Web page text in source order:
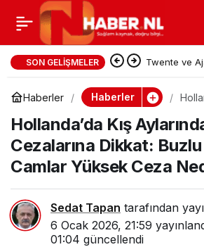
SON GELIŞMELER Twente ve
Ligi’nde
Haberler Haberler
Hollanda’da Kış
Cezalarına Dikkat: Buzlu
Camlar Yüksek Ceza
Sedat Tapan tarafından
6 Ocak 2026, 21:59
01:04 güncellendi
AB Vatandaşlarının Aile
Üyeleri İçin Hollanda’da
Oturum Hakkı: Bilmeniz